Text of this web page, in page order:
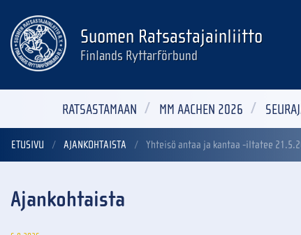
Suomen Ratsastajainliitto
Finlands Ryttarförbund
RATSASTAMAAN MM AACHEN 2026
ETUSIVU AJANKOHTAISTA Yhteisö antaa ja kantaa -iltatee
Ajankohtaista